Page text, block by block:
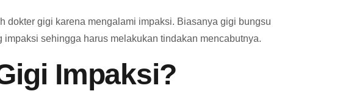
gigi karena mengalami impaksi. Biasanya gigi bungsu
sehingga harus melakukan tindakan mencabutnya.
Impaksi?